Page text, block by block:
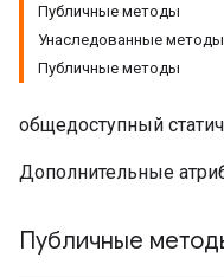
Публичные методы
Унаследованные методы
Публичные методы
общедоступный
Дополнительные
Публичные